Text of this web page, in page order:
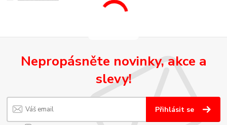
Nepropásněte novinky, akce a
slevy!
Přihlásit se